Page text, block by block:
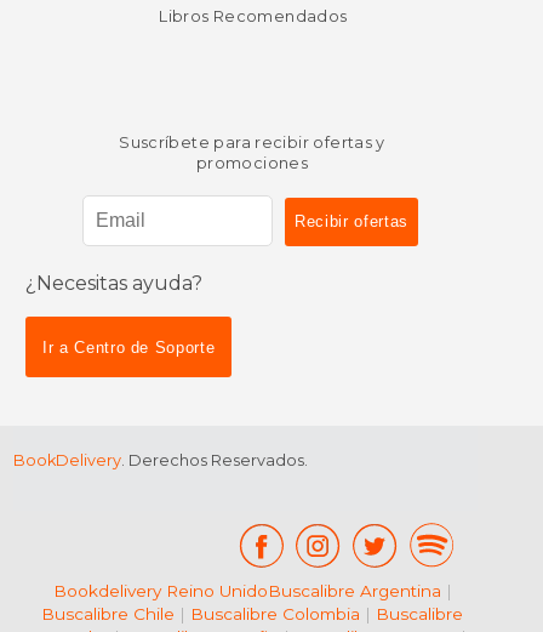
Libros Recomendados
Suscríbete para recibir ofertas y
promociones
¿Necesitas ayuda?
Ir a Centro de Soporte
BookDelivery. Derechos Reservados.
Bookdelivery Reino UnidoBuscalibre Argentina |
Buscalibre Chile | Buscalibre Colombia | Buscalibre